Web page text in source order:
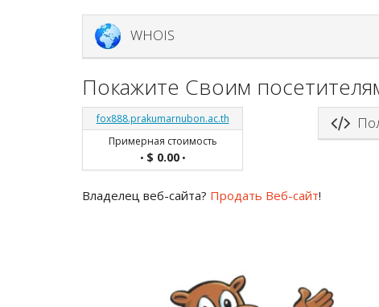
WHOIS
Покажите Своим
fox888.prakumarnubon.ac.th
Примерная стоимость
• $ 0.00•
Владелец веб-сайта? Продать Веб-сайт!